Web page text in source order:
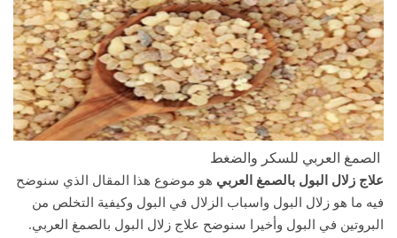
الصمغ العربي للسكر والضغط
علاج زلال البول بالصمغ العربي هو موضوع هذا المقال الذي سنوضح
فيه ما هو زلال البول واسباب الزلال في البول وكيفية التخلص من
البروتين في البول وأخيرا سنوضح علاج زلال البول بالصمغ العربي.